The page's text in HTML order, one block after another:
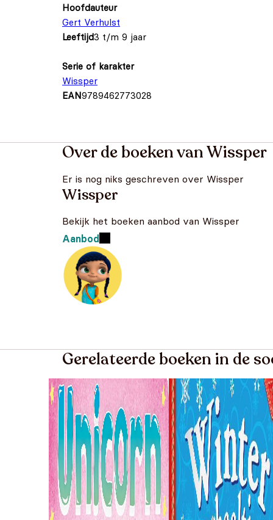
Hoofdauteur
Gert Verhulst
Leeftijd3 t/m 9 jaar
Serie of karakter
Wissper
EAN9789462773028
Over de boeken van Wissper
Er is nog niks geschreven over Wissper
Wissper
Bekijk het boeken aanbod van Wissper
Aanbod
Gerelateerde boeken in de